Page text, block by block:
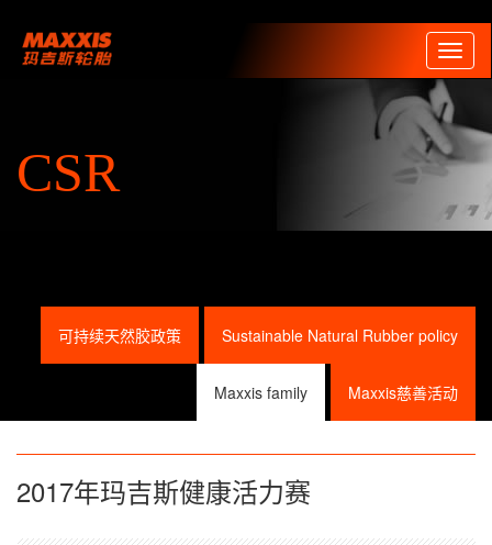
CSR
Sustainable Natural Rubber policy
可持续天然胶政策
Maxxis慈善活动
Maxxis family
2017年玛吉斯健康活力赛